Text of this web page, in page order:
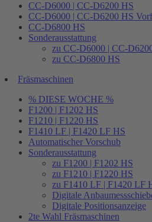
CC-D6000 | CC-D6200 HS
CC-D6000 | CC-D6200 HS
CC-D6800 HS
Sonderausstattung
zu CC-D6000 | CC-
zu CC-D6800 HS
Fräsmaschinen
% DIESE WOCHE %
F1200 | F1202 HS
F1210 | F1220 HS
F1410 LF | F1420 LF HS
Automatischer Vorschub
Sonderausstattung
zu F1200 | F1202 HS
zu F1210 | F1220 HS
zu F1410 LF | F1420 LF
Digitale
Digitale Positionsanzeige
2te Wahl Fräsmaschinen